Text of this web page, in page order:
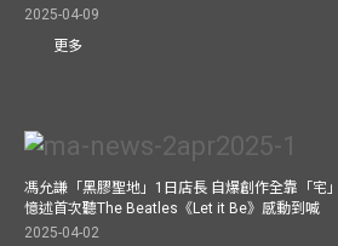
2025-04-09
更多
馮允謙「黑膠聖地」1日店長 自爆創作全靠「宅」
憶述首次聽The Beatles《Let it Be》感動到喊
2025-04-02